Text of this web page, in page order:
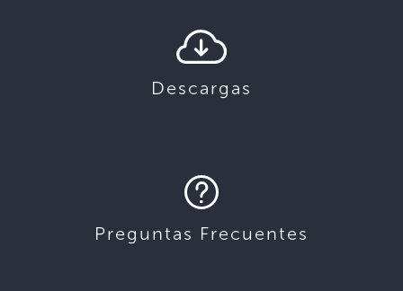
Descargas
Preguntas Frecuentes